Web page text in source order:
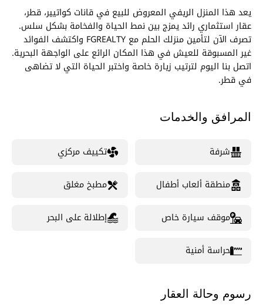
يعد هذا المنزل الريفي المعروض للبيع في قانات كواتيير، قطر،
عقار استثماري رائد يمزج بين نمط الحياة والفخامة بشكل سلس.
تصرف الآن لتأمين منزلك الحلم مع FGREALTY واكتشف الفوائد
غير المسبوقة للعيش في هذا المكان الرائع على الواجهة البحرية.
اتصل بنا اليوم لترتيب زيارة خاصة واختبر الحياة التي لا تضاهى
في قطر.
المرافق والخدمات
شرفة تكييف مركزي
منطقة ألعاب أطفال مطبخ مغلق
موقف سيارة خاص إطلالة على البحر
حراسة أمنية
رسوم وحالة العقار